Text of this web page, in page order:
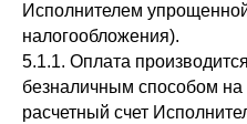
Исполнителем
налогообложения).
5.1.1. Оплата
безналичным способом на
расчетный счет